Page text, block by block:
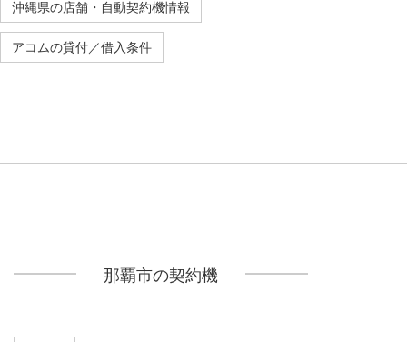
沖縄県の店舗・自動契約機情報
アコムの貸付／借入条件
那覇市の契約機